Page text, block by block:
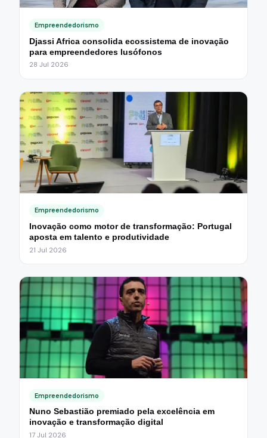
Empreendedorismo
Djassi Africa consolida ecossistema de inovação
para empreendedores lusófonos
28 Jul 2026
Empreendedorismo
Inovação como motor de transformação: Portugal
aposta em talento e produtividade
21 Jul 2026
Empreendedorismo
Nuno Sebastião premiado pela excelência em
inovação e transformação digital
17 Jul 2026